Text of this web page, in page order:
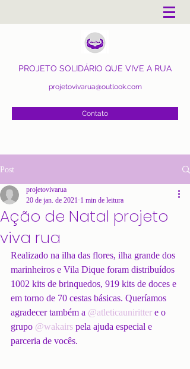
PROJETO SOLIDÁRIO QUE VIVE A RUA
projetovivarua@outlook.com
Contato
Post
Ação de Natal projeto
viva rua
projetovivarua
20 de jan. de 2021 1 min de leitura
Realizado na ilha das flores, ilha grande dos
marinheiros e Vila Dique foram distribuídos
1002 kits de brinquedos, 919 kits de doces e
em torno de 70 cestas básicas. Queríamos
agradecer também a @atleticauniritter e o
grupo @wakairs pela ajuda especial e
parceria de vocês.